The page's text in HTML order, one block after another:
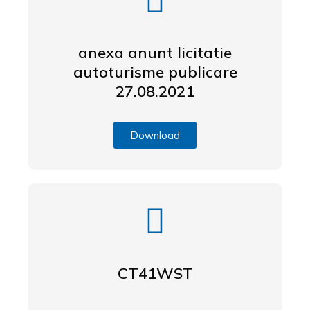
anexa anunt licitatie
autoturisme publicare
27.08.2021
Download
CT41WST